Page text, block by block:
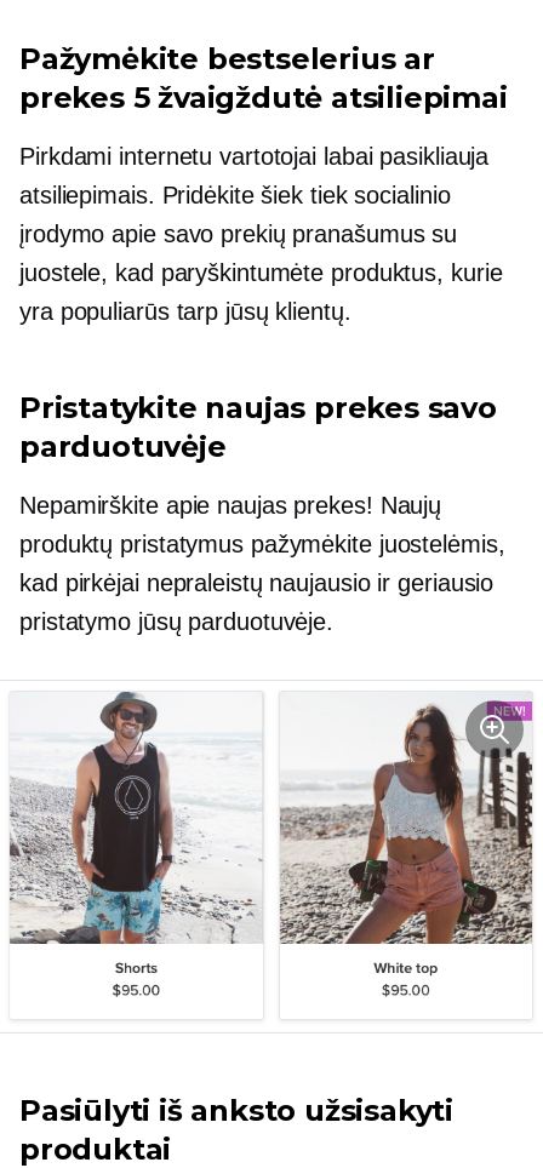
Pažymėkite bestselerius ar
prekes 5 žvaigždutė atsiliepimai
Pirkdami internetu vartotojai labai pasikliauja
atsiliepimais. Pridėkite šiek tiek socialinio
įrodymo apie savo prekių pranašumus su
juostele, kad paryškintumėte produktus, kurie
yra populiarūs tarp jūsų klientų.
Pristatykite naujas prekes savo
parduotuvėje
Nepamirškite apie naujas prekes! Naujų
produktų pristatymus pažymėkite juostelėmis,
kad pirkėjai nepraleistų naujausio ir geriausio
pristatymo jūsų parduotuvėje.
Pasiūlyti iš anksto užsisakyti
produktai